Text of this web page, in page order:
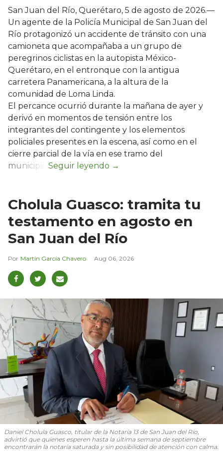
San Juan del Río, Querétaro, 5 de agosto de 2026.—
Un agente de la Policía Municipal de San Juan del
Río protagonizó un accidente de tránsito con una
camioneta que acompañaba a un grupo de
peregrinos ciclistas en la autopista México-
Querétaro, en el entronque con la antigua
carretera Panamericana, a la altura de la
comunidad de Loma Linda.
El percance ocurrió durante la mañana de ayer y
derivó en momentos de tensión entre los
integrantes del contingente y los elementos
policiales presentes en la escena, así como en el
cierre parcial de la vía en ese tramo del
municipio.
Cholula Guasco: tramita tu
testamento en agosto en
San Juan del Río
Martín García Chavero Aug 06, 2026
Daniel Cholula Guasco, titular de la Notaría 13 de San Juan del Río,
advirtió que quienes esperen hasta la última semana de septiembre
encontrarán la notaría saturada y sin posibilidad de atención con calma.